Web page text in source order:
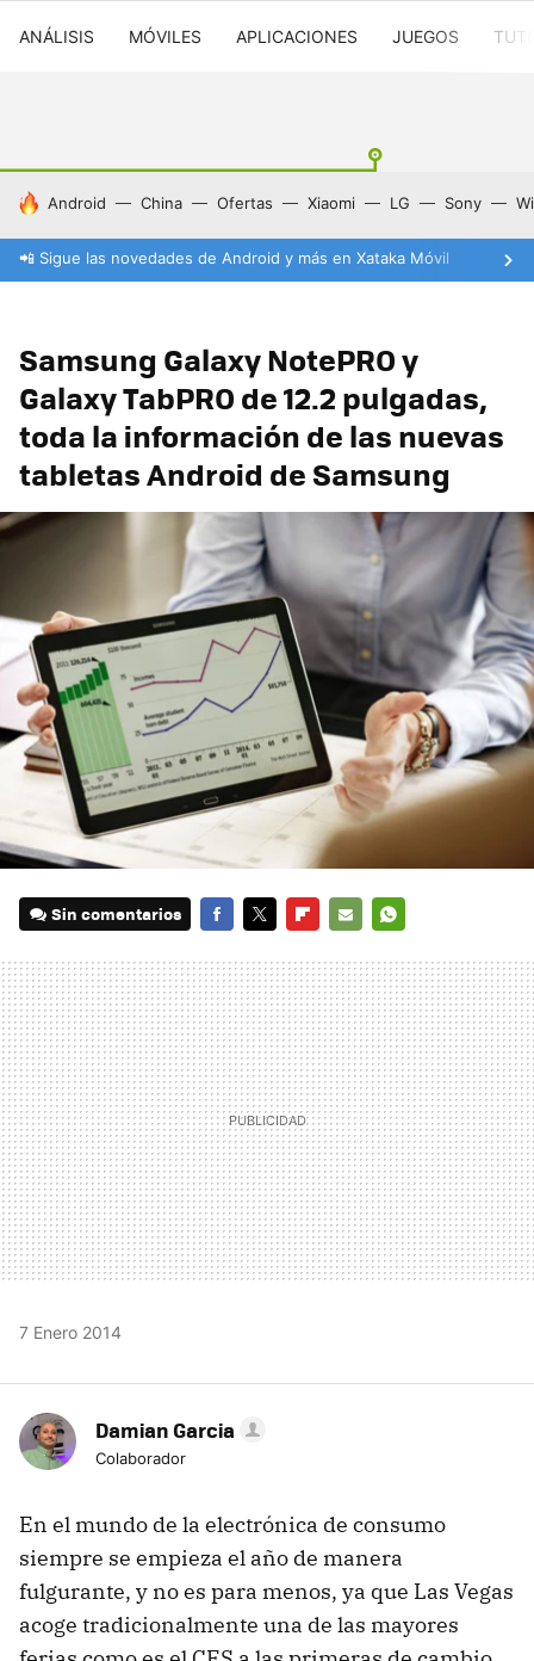
ANÁLISIS MÓVILES APLICACIONES JUEGOS
HOY SE HABLA DE
Android China Ofertas Xiaomi LG Sony
📲 Sigue las novedades de Android y más en Xataka Móvil
Samsung Galaxy NotePRO y
Galaxy TabPRO de 12.2 pulgadas,
toda la información de las nuevas
tabletas Android de Samsung
Sin comentarios
MAIL
7 Enero 2014
Damian Garcia
Colaborador
En el mundo de la electrónica de consumo
siempre se empieza el año de manera
fulgurante, y no es para menos, ya que Las Vegas
acoge tradicionalmente una de las mayores